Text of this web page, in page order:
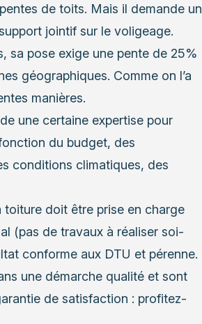
de toits. Mais il demande un
jointif sur le voligeage.
sa pose exige une pente de 25%
géographiques. Comme on l’a
manières.
une certaine expertise pour
du budget, des
conditions climatiques, des
toiture doit être prise en charge
(pas de travaux à réaliser soi-
conforme aux DTU et pérenne.
une démarche qualité et sont
de satisfaction : profitez-